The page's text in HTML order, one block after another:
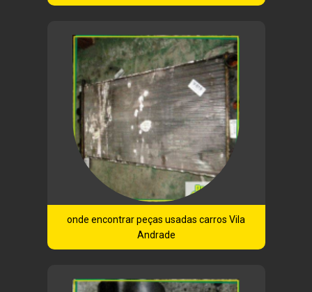
onde encontrar peças usadas carros Vila
Andrade